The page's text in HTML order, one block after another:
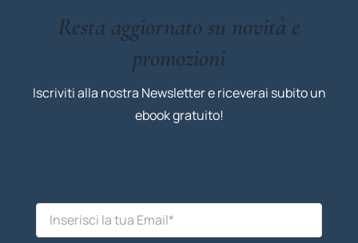
Resta aggiornato su novità e
promozioni
Iscriviti alla nostra Newsletter e riceverai subito un
ebook gratuito!